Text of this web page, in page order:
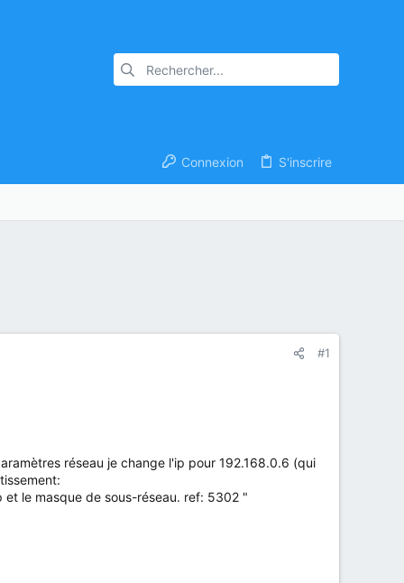
Connexion S'inscrire
#1
réseau je change l'ip pour 192.168.0.6 (qui
le masque de sous-réseau. ref: 5302 "